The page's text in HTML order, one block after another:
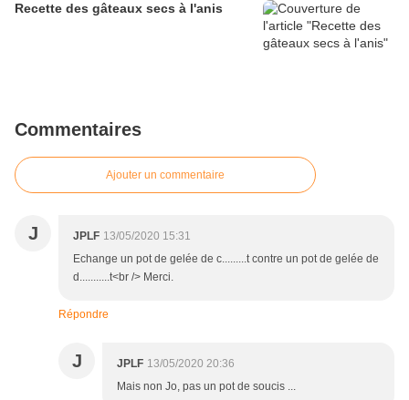
Recette des gâteaux secs à l'anis
Commentaires
Ajouter un commentaire
J JPLF 13/05/2020 15:31
Echange un pot de gelée de c.........t contre un pot de gelée de
d...........t<br /> Merci.
Répondre
J JPLF 13/05/2020 20:36
Mais non Jo, pas un pot de soucis ...